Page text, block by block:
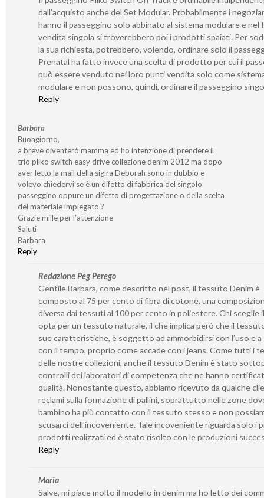
dall’acquisto anche del Set Modular. Probabilmente i
hanno il passeggino solo abbinato al sistema modulare e nel
vendita singola si troverebbero poi i prodotti spaiati. Per
la sua richiesta, potrebbero, volendo, ordinare solo il
Prenatal ha fatto invece una scelta di prodotto per cui il
può essere venduto nei loro punti vendita solo come
modulare e non possono, quindi, ordinare il passeggino
Reply
Barbara
Buongiorno,
a breve diventerò mamma ed ho intenzione di prendere il
trio pliko switch easy drive collezione denim 2012 ma dopo
aver letto la mail della sig.ra Deborah sono in dubbio e
volevo chiedervi se è un difetto di fabbrica del singolo
passeggino oppure un difetto di progettazione o della scelta
del materiale impiegato ?
Grazie mille per l’attenzione
Saluti
Barbara
Reply
Redazione Peg Perego
Gentile Barbara, come descritto nel post, il tessuto Denim è
composto al 75 per cento di fibra di cotone, una
diversa dai tessuti al 100 per cento in poliestere. Chi sceglie
opta per un tessuto naturale, il che implica però che il
sue caratteristiche, è soggetto ad ammorbidirsi con l’uso e a
con il tempo, proprio come accade con i jeans. Come tutti i
delle nostre collezioni, anche il tessuto Denim è stato
controlli dei laboratori di competenza che ne hanno
qualità. Nonostante questo, abbiamo ricevuto da qualche
reclami sulla formazione di pallini, soprattutto nelle zone
bambino ha più contatto con il tessuto stesso e non
scusarci dell’incoveniente. Tale incoveniente riguarda solo i
prodotti realizzati ed è stato risolto con le produzioni
Reply
Maria
Salve, mi piace molto il modello in denim ma ho letto dei